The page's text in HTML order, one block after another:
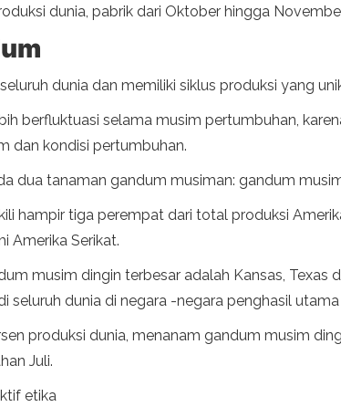
dunia, pabrik dari Oktober hingga
dunia dan memiliki siklus produksi yang
berfluktuasi selama musim pertumbuhan,
dan kondisi pertumbuhan.
dua tanaman gandum musiman: gandum
hampir tiga perempat dari total produksi
Amerika Serikat.
musim dingin terbesar adalah Kansas,
seluruh dunia di negara -negara penghasil utama
produksi dunia, menanam gandum musim
Juli.
etika